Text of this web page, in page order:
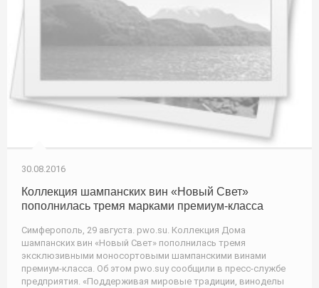
30.08.2016
Коллекция шампанских вин «Новый Свет»
пополнилась тремя марками премиум-класса
Симферополь, 29 августа. pwo.su. Коллекция Дома
шампанских вин «Новый Свет» пополнилась тремя
эксклюзивными моносортовыми шампанскими винами
премиум-класса. Об этом pwo.suу сообщили в пресс-службе
предприятия. «Поддерживая мировые традиции, виноделы